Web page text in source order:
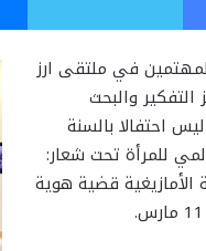
في ملتقى ارز
والبحث
احتفالا بالسنة
للمرأة تحت شعار:
قضية هوية